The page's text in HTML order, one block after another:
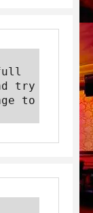
try
to